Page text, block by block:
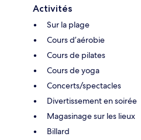
Activités
Sur la plage
Cours d’aérobie
Cours de pilates
Cours de yoga
Concerts/spectacles
Divertissement en soirée
Magasinage sur les lieux
Billard